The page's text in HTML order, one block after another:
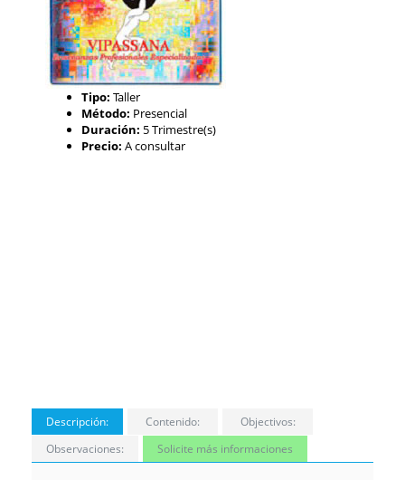
Tipo: Taller
Método: Presencial
Duración: 5 Trimestre(s)
Precio: A consultar
Descripción: Contenido:
Objectivos:
Observaciones:
Solicite más informaciones